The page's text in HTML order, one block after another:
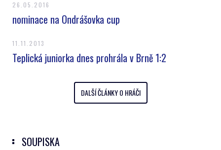
26.05.2016
nominace na Ondrášovka cup
11.11.2013
Teplická juniorka dnes prohrála v Brně 1:2
DALŠÍ ČLÁNKY O HRÁČI
SOUPISKA